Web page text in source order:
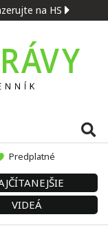
na HS
Predplatné
VIDEÁ